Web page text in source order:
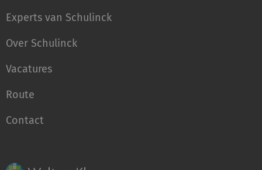
Experts van Schulinck
Over Schulinck
Vacatures
Route
Contact